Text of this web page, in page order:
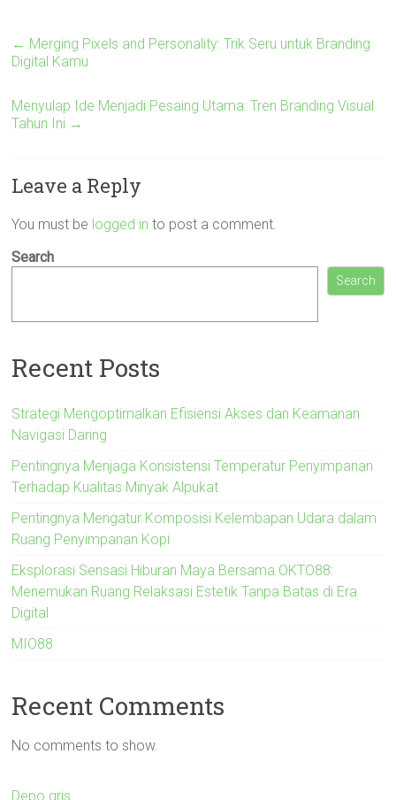
← Merging Pixels and Personality: Trik Seru untuk Branding
Digital Kamu
Menyulap Ide Menjadi Pesaing Utama: Tren Branding Visual
Tahun Ini →
Leave a Reply
You must be logged in to post a comment.
Search
Search
Recent Posts
Strategi Mengoptimalkan Efisiensi Akses dan Keamanan
Navigasi Daring
Pentingnya Menjaga Konsistensi Temperatur Penyimpanan
Terhadap Kualitas Minyak Alpukat
Pentingnya Mengatur Komposisi Kelembapan Udara dalam
Ruang Penyimpanan Kopi
Eksplorasi Sensasi Hiburan Maya Bersama OKTO88:
Menemukan Ruang Relaksasi Estetik Tanpa Batas di Era
Digital
MIO88
Recent Comments
No comments to show.
Depo qris